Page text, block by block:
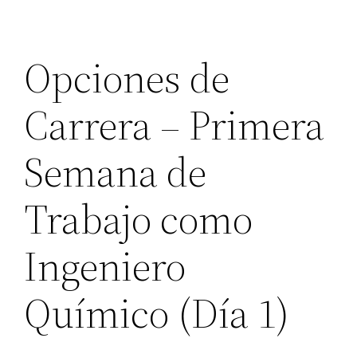
Opciones de
Carrera – Primera
Semana de
Trabajo como
Ingeniero
Químico (Día 1)